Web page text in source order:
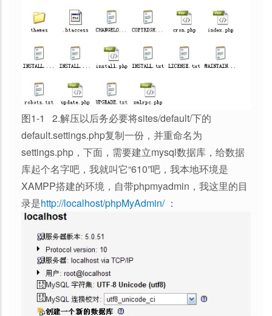
图1-1 2.解压以后务必要将sites/default/下的
default.settings.php复制一份，并重命名为
settings.php，下面，需要建立mysql数据库，给数据
库起个名字吧，我就叫它“610”吧，我本地环境是
XAMPP搭建的环境，自带phpmyadmin，我这里的目
录是http://localhost/phpMyAdmin/：